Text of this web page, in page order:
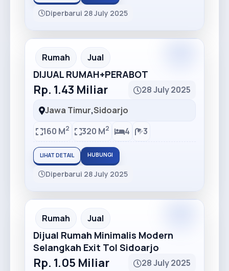
Diperbarui 28 July 2025
Recommended
Rumah Jual
DIJUAL RUMAH+PERABOT
Rp. 1.43 Miliar
28 July 2025
Jawa Timur,Sidoarjo
160 M2 320 M2 4 3
LIHAT DETAIL HUBUNGI
Diperbarui 28 July 2025
Recommended
Rumah Jual
Dijual Rumah Minimalis Modern
Selangkah Exit Tol Sidoarjo
Rp. 1.05 Miliar
28 July 2025